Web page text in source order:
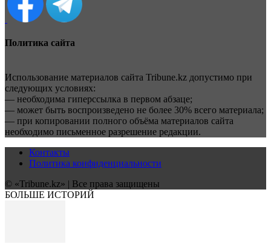
Политика сайта
Использование материалов сайта Tribune.kz допустимо при
следующих условиях:
— необходима гиперссылка в первом абзаце;
— может быть воспроизведено не более 30% всего материала;
— при копировании полного объёма материалов сайта
необходимо письменное разрешение редакции.
Контакты
Политика конфиденциальности
© «Tribune.kz» | Все права защищены
БОЛЬШЕ ИСТОРИЙ